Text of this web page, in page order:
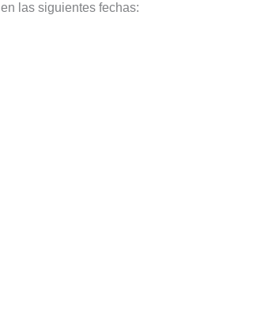
las siguientes fechas: